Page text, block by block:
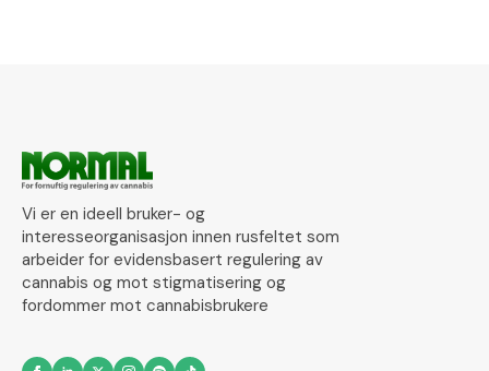
Vi er en ideell bruker- og
interesseorganisasjon innen rusfeltet som
arbeider for evidensbasert regulering av
cannabis og mot stigmatisering og
fordommer mot cannabisbrukere